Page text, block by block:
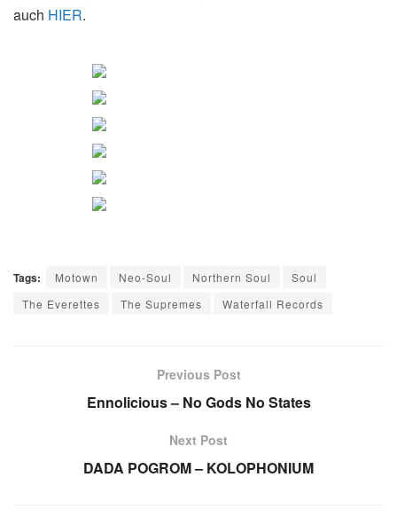
auch HIER.
Tags: Motown Neo-Soul Northern Soul
Soul
The Everettes
The Supremes Waterfall Records
Previous Post
Ennolicious – No Gods No States
Next Post
DADA POGROM – KOLOPHONIUM